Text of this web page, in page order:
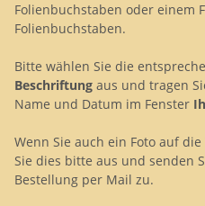
Folienbuchstaben oder einem
Folienbuchstaben.
Bitte wählen Sie die
Beschriftung aus und tragen
Name und Datum im Fenster
Wenn Sie auch ein Foto auf
Sie dies bitte aus und senden
Bestellung per Mail zu.